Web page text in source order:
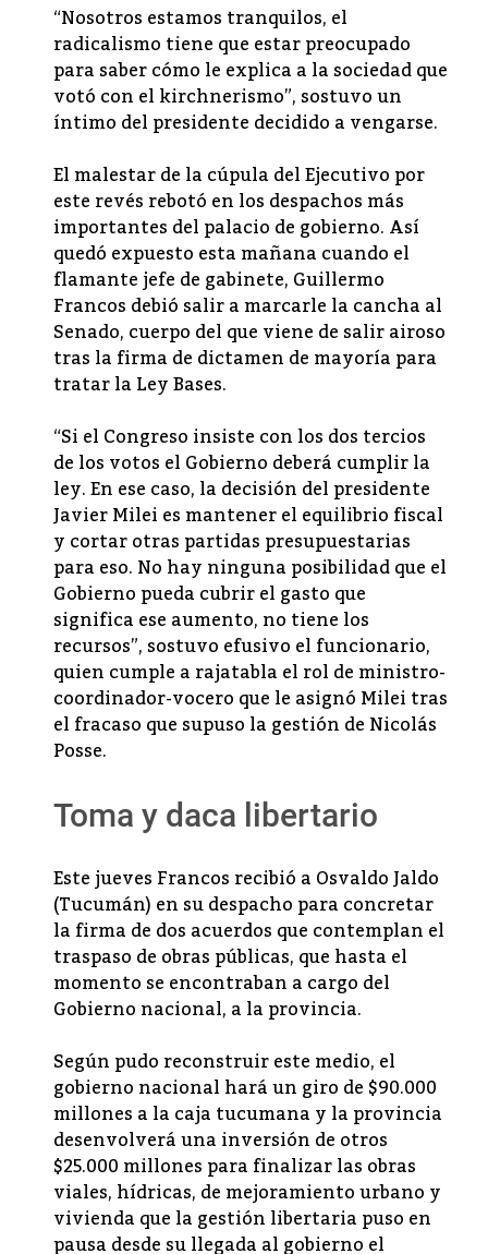
“Nosotros estamos tranquilos, el
radicalismo tiene que estar preocupado
para saber cómo le explica a la sociedad que
votó con el kirchnerismo”, sostuvo un
íntimo del presidente decidido a vengarse.
El malestar de la cúpula del Ejecutivo por
este revés rebotó en los despachos más
importantes del palacio de gobierno. Así
quedó expuesto esta mañana cuando el
flamante jefe de gabinete, Guillermo
Francos debió salir a marcarle la cancha al
Senado, cuerpo del que viene de salir airoso
tras la firma de dictamen de mayoría para
tratar la Ley Bases.
“Si el Congreso insiste con los dos tercios
de los votos el Gobierno deberá cumplir la
ley. En ese caso, la decisión del presidente
Javier Milei es mantener el equilibrio fiscal
y cortar otras partidas presupuestarias
para eso. No hay ninguna posibilidad que el
Gobierno pueda cubrir el gasto que
significa ese aumento, no tiene los
recursos”, sostuvo efusivo el funcionario,
quien cumple a rajatabla el rol de ministro-
coordinador-vocero que le asignó Milei tras
el fracaso que supuso la gestión de Nicolás
Posse.
Toma y daca libertario
Este jueves Francos recibió a Osvaldo Jaldo
(Tucumán) en su despacho para concretar
la firma de dos acuerdos que contemplan el
traspaso de obras públicas, que hasta el
momento se encontraban a cargo del
Gobierno nacional, a la provincia.
Según pudo reconstruir este medio, el
gobierno nacional hará un giro de $90.000
millones a la caja tucumana y la provincia
desenvolverá una inversión de otros
$25.000 millones para finalizar las obras
viales, hídricas, de mejoramiento urbano y
vivienda que la gestión libertaria puso en
pausa desde su llegada al gobierno el